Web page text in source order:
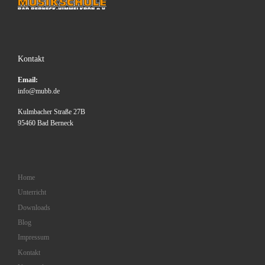
Kontakt
Email:
info@mubb.de
Kulmbacher Straße 27B
95460 Bad Berneck
Home
Unterricht
Downloads
Blog
Impressum
Kontakt